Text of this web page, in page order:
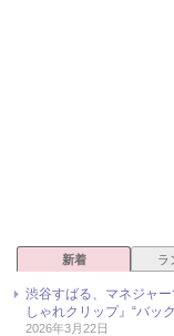
新着 ラ
渋谷すばる、マネジャ
しゃれクリップ』“バッ
2026年3月22日